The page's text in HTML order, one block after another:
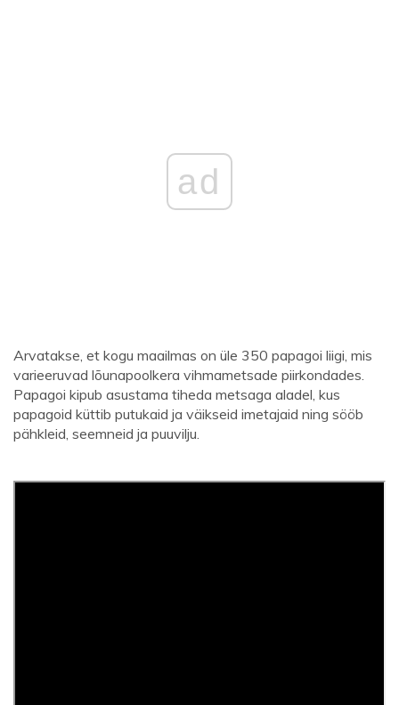
ad
Arvatakse, et kogu maailmas on üle 350 papagoi liigi, mis
varieeruvad lõunapoolkera vihmametsade piirkondades.
Papagoi kipub asustama tiheda metsaga aladel, kus
papagoid küttib putukaid ja väikseid imetajaid ning sööb
pähkleid, seemneid ja puuvilju.